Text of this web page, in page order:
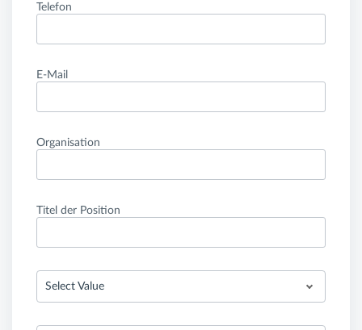
Telefon
E-Mail
Organisation
Titel der Position
Select Value